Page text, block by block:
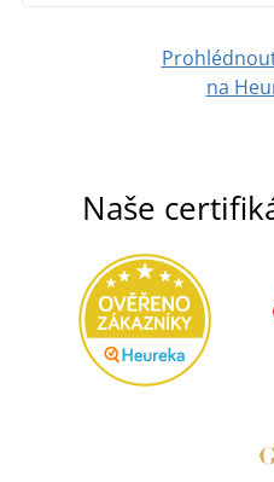
na
Naše